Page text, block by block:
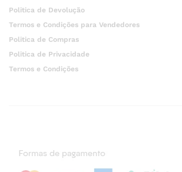
Politica de Devolução
Termos e Condições para Vendedores
Politica de Compras
Politica de Privacidade
Termos e Condições